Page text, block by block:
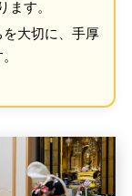
す。
大切に、手厚